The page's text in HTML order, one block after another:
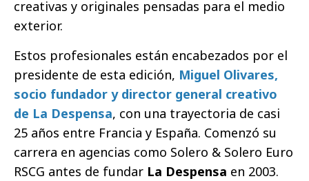
creativas y originales pensadas para el medio
exterior.
Estos profesionales están encabezados por el
presidente de esta edición, Miguel Olivares,
socio fundador y director general creativo
de La Despensa, con una trayectoria de casi
25 años entre Francia y España. Comenzó su
carrera en agencias como Solero & Solero Euro
RSCG antes de fundar La Despensa en 2003.